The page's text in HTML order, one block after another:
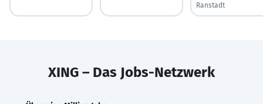
Ranstadt
XING – Das Jobs-Netzwerk